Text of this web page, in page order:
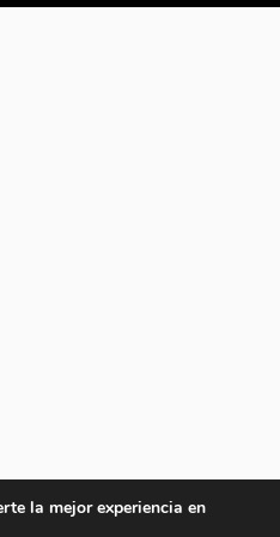
la mejor experiencia en